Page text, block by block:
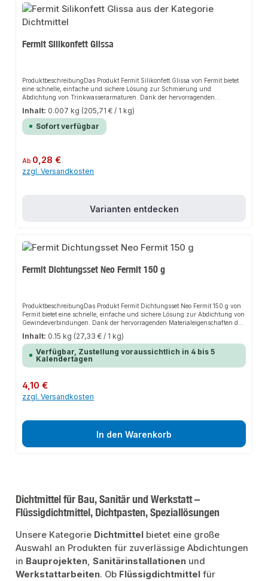
Fermit Silikonfett Glissa
ProduktbeschreibungDas Produkt Fermit Silikonfett Glissa von Fermit bietet
eine schnelle, einfache und sichere Lösung zur Schmierung und
Abdichtung von Trinkwasserarmaturen. Dank der hervorragenden
Materialeigenschaften sorgt es für perfekten Halt und passt sich flexibel an
verschiedene Anwendungsbereiche an. Das robuste Design und die einfache
Anwendung machen dieses Produkt zu einer zuverlässigen Wahl für jede
Installation.EigenschaftenGeeignet für TrinkwasserarmaturenLeicht und
nichtAnwendungsbereicheSanitärinstallationenHeizungsbauIndustrieanwe
ndungenProduktdatenFermit Silikonfett Glissa für Trinkwasser
geeignetTubeIn unserem Sortiment finden Sie auch passende Zubehörteile
Inhalt: 0.007 kg (205,71 € / 1 kg)
Sofort verfügbar
Regulärer Preis:
Ab 0,28 €
zzgl. Versandkosten
Varianten entdecken
Fermit Dichtungsset Neo Fermit 150 g
ProduktbeschreibungDas Produkt Fermit Dichtungsset Neo Fermit 150 g von
Fermit bietet eine schnelle, einfache und sichere Lösung zur Abdichtung von
Gewindeverbindungen. Dank der hervorragenden Materialeigenschaften der
Gewindedichtpaste/ Hanfpaste sorgt es für perfekten Halt und passt sich
flexibel an verschiedene Anwendungsbereiche an. Das robuste Design und
die einfache Montage machen dieses Produkt zu einer zuverlässigen Wahl
für jede Installation.EigenschaftenLeicht und sauber zu verarbeitenKlebt
nicht, verhärtet nichtGiftlösungsmittel- und schwundfreiTrocknet nicht
nichtAnwendungsbereicheSanitärinstallationenHeizungsbauIndustrieanwe
ndungenProduktdatenNeo-Fermit 150 gHanf Zopf 50 g2 x PTFE BandIn
unserem Sortiment finden Sie auch passende Zubehörteile zum Abdichten,
Inhalt: 0.15 kg (27,33 € / 1 kg)
Verfügbar, Zustellung voraussichtlich in 4 bis 5
Kalendertagen
Regulärer Preis:
4,10 €
zzgl. Versandkosten
In den Warenkorb
Dichtmittel für Bau, Sanitär und Werkstatt –
Flüssigdichtmittel, Dichtpasten, Speziallösungen
Unsere Kategorie Dichtmittel bietet eine große
Auswahl an Produkten für zuverlässige Abdichtungen
in Bauprojekten,Sanitärinstallationen und
Werkstattarbeiten. Ob Flüssigdichtmittel für